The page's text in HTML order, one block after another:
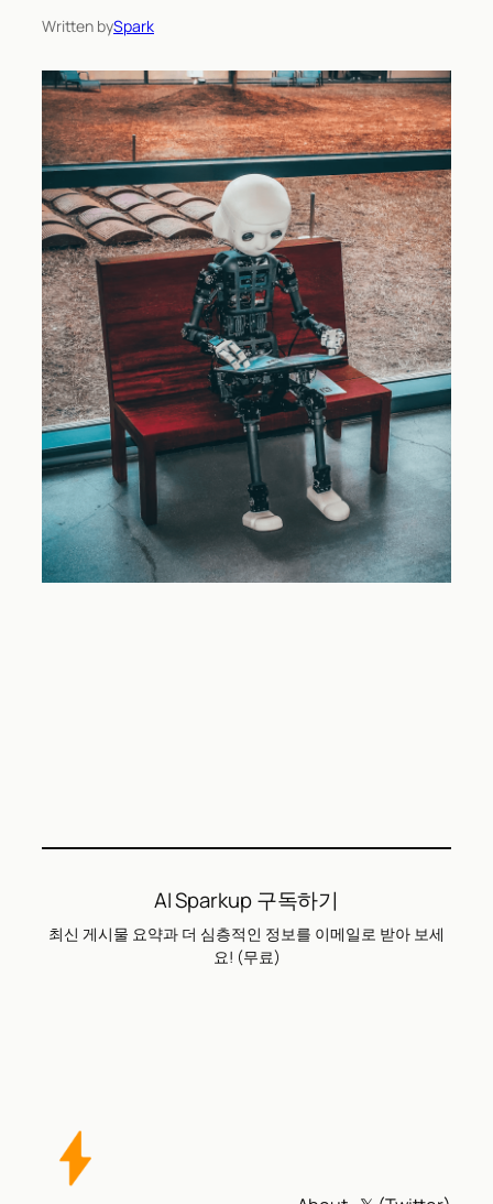
Written bySpark
AI Sparkup 구독하기
최신 게시물 요약과 더 심층적인 정보를 이메일로 받아 보세
요! (무료)